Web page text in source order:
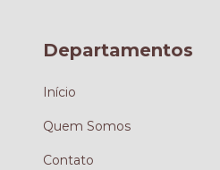
Departamentos
Início
Quem Somos
Contato